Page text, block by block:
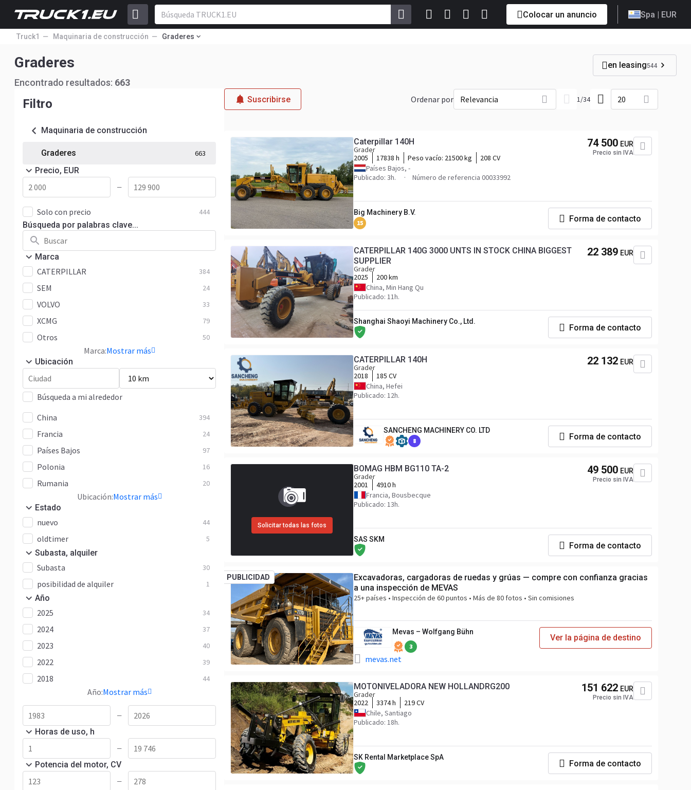
Colocar un anuncio Spa | EUR
Truck1 Maquinaria de construcción Graderes
Graderes
Encontrado resultados: 663
en leasing544
Filtro
Maquinaria de construcción
Graderes 663
Precio, EUR
—
Solo con precio 444
Búsqueda por palabras clave...
Marca
CATERPILLAR 384
SEM 24
VOLVO 33
XCMG 79
Otros 50
Marca:Mostrar más
Ubicación
Búsqueda a mi alrededor
China
394
Francia 24
Países Bajos 97
Polonia 16
Rumania 20
Ubicación:Mostrar más
Estado
nuevo 44
oldtimer 5
Subasta, alquiler
Subasta 30
posibilidad de alquiler 1
Año
2025 34
2024 37
2023 40
2022 39
2018 44
Año:Mostrar más
—
Horas de uso, h
—
Potencia del motor, CV
—
Suscribirse Ordenar por Relevancia 1/34 20
Caterpillar 140H
Grader
2005
17838 h Peso vacío: 21500 kg
208 CV
Países Bajos, -
Publicado: 3h.
Número de referencia 00033992
74 500 EUR
Precio sin IVA
Big Machinery B.V.
15 Forma de contacto
CATERPILLAR 140G 3000 UNTS IN STOCK CHINA BIGGEST
SUPPLIER
Grader
2025
200 km
China, Min Hang Qu
Publicado: 11h.
22 389 EUR
Shanghai Shaoyi Machinery Co., Ltd.
Forma de contacto
CATERPILLAR 140H
Grader
2018
185 CV
China, Hefei
Publicado: 12h.
22 132 EUR
SANCHENG MACHINERY CO. LTD
8 Forma de contacto
Solicitar todas las fotos
BOMAG HBM BG110 TA-2
Grader
2001
4910 h
Francia, Bousbecque
Publicado: 13h.
49 500 EUR
Precio sin IVA
SAS SKM
Forma de contacto
PUBLICIDAD
Excavadoras, cargadoras de ruedas y grúas — compre con confianza gracias
a una inspección de MEVAS
25+ países • Inspección de 60 puntos • Más de 80 fotos • Sin comisiones
Mevas – Wolfgang Bühn
3
mevas.net
Ver la página de destino
MOTONIVELADORA NEW HOLLANDRG200
Grader
2022
3374 h
219 CV
Chile, Santiago
Publicado: 18h.
151 622 EUR
Precio sin IVA
SK Rental Marketplace SpA
Forma de contacto